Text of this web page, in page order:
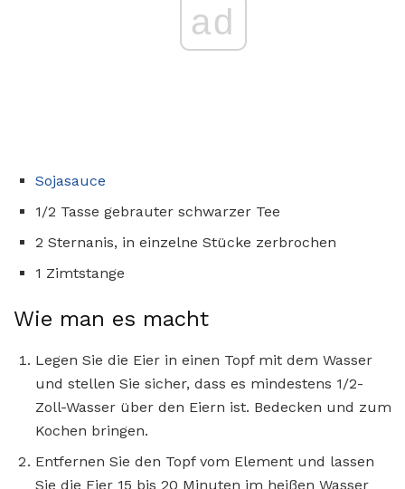
ad
Sojasauce
1/2 Tasse gebrauter schwarzer Tee
2 Sternanis, in einzelne Stücke zerbrochen
1 Zimtstange
Wie man es macht
Legen Sie die Eier in einen Topf mit dem Wasser
und stellen Sie sicher, dass es mindestens 1/2-
Zoll-Wasser über den Eiern ist. Bedecken und zum
Kochen bringen.
Entfernen Sie den Topf vom Element und lassen
Sie die Eier 15 bis 20 Minuten im heißen Wasser